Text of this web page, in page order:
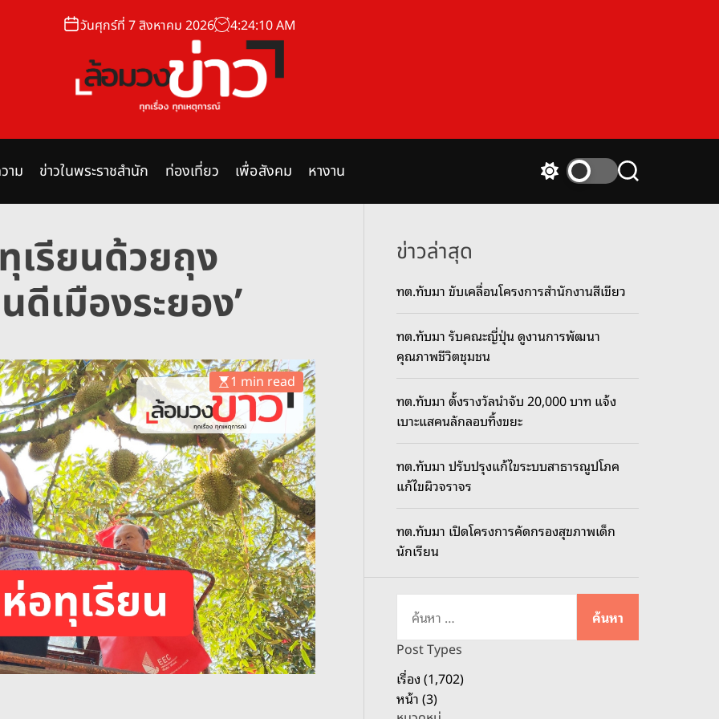
วันศุกร์ที่ 7 สิงหาคม 2026 4:24:11AM
อ
ม
ง
า
ว
าม ข่าวในพระราชสำนัก ท่องเที่ยว เพื่อสังคม หางาน
i
o
r
e
S
a
เรียนด้วยถุง
ดีเมืองระยอง’
1 min read
ข่าวล่าสุด
ทต.ทับมา ขับเคลื่อนโครงการสำนักงานสีเขียว
ทต.ทับมา รับคณะญี่ปุ่น ดูงานการพัฒนา
คุณภาพชีวิตชุมชน
ทต.ทับมา ตั้งรางวัลนำจับ 20,000 บาท แจ้ง
เบาะแสคนลักลอบทิ้งขยะ
ทต.ทับมา ปรับปรุงแก้ไขระบบสาธารณูปโภค
แก้ไขผิวจราจร
ทต.ทับมา เปิดโครงการคัดกรองสุขภาพเด็ก
นักเรียน
ห
สำ
ห
Post Types
เรื่อง (1,702)
หน้า (3)